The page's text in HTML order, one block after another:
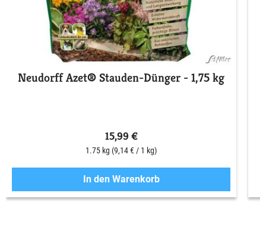
Neudorff Azet® Stauden-Dünger - 1,75 kg
15,99 €
1.75 kg (9,14 € / 1 kg)
In den Warenkorb